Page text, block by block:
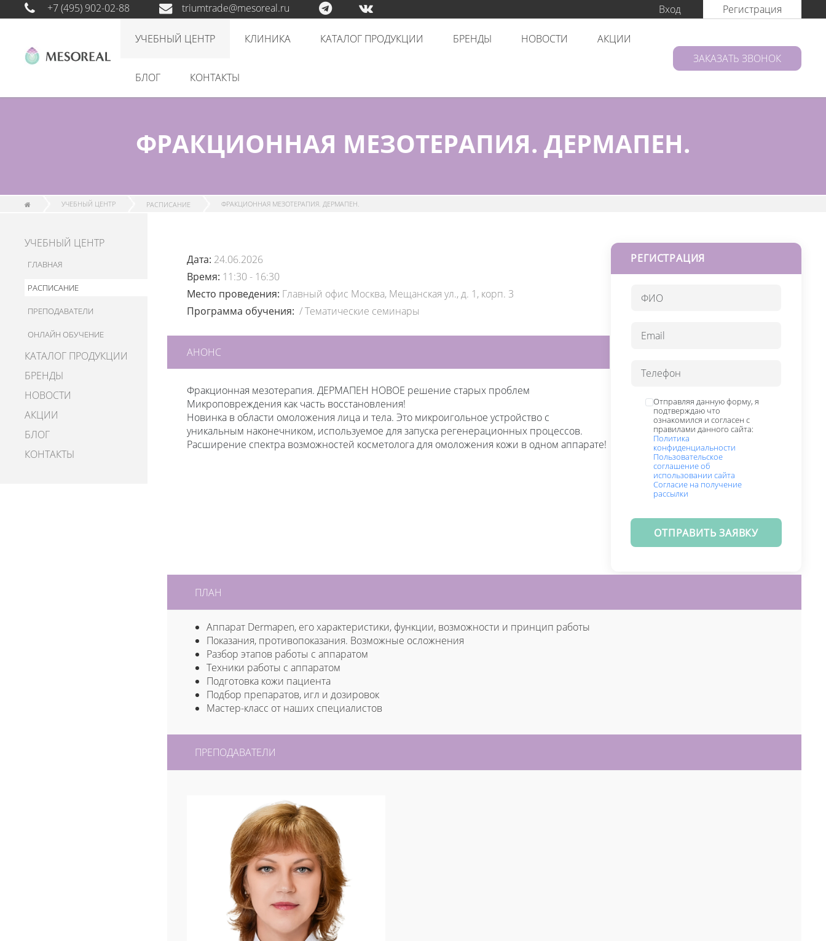
+7 (495) 902-02-88 triumtrade@mesoreal.ru Вход Регистрация
УЧЕБНЫЙ ЦЕНТР КЛИНИКА КАТАЛОГ ПРОДУКЦИИ БРЕНДЫ НОВОСТИ АКЦИИ
БЛОГ КОНТАКТЫ
ЗАКАЗАТЬ ЗВОНОК
ФРАКЦИОННАЯ МЕЗОТЕРАПИЯ. ДЕРМАПЕН.
УЧЕБНЫЙ ЦЕНТР РАСПИСАНИЕ ФРАКЦИОННАЯ МЕЗОТЕРАПИЯ. ДЕРМАПЕН.
УЧЕБНЫЙ ЦЕНТР
ГЛАВНАЯ
РАСПИСАНИЕ
ПРЕПОДАВАТЕЛИ
ОНЛАЙН ОБУЧЕНИЕ
КАТАЛОГ ПРОДУКЦИИ
БРЕНДЫ
НОВОСТИ
АКЦИИ
БЛОГ
КОНТАКТЫ
РЕГИСТРАЦИЯ
Отправляя данную форму, я
подтверждаю что
ознакомился и согласен с
правилами данного сайта:
Политика
конфиденциальности
Пользовательское
соглашение об
использовании сайта
Согласие на получение
рассылки
ОТПРАВИТЬ ЗАЯВКУ
Дата: 24.06.2026
Время: 11:30 - 16:30
Место проведения: Главный офис Москва, Мещанская ул., д. 1, корп. 3
Программа обучения: /Тематические семинары
АНОНС
Фракционная мезотерапия. ДЕРМАПЕН НОВОЕ решение старых проблем
Микроповреждения как часть восстановления!
Новинка в области омоложения лица и тела. Это микроигольное устройство с
уникальным наконечником, используемое для запуска регенерационных процессов.
Расширение спектра возможностей косметолога для омоложения кожи в одном аппарате!
ПЛАН
Аппарат Dermapen, его характеристики, функции, возможности и принцип работы
Показания, противопоказания. Возможные осложнения
Разбор этапов работы с аппаратом
Техники работы с аппаратом
Подготовка кожи пациента
Подбор препаратов, игл и дозировок
Мастер-класс от наших специалистов
ПРЕПОДАВАТЕЛИ